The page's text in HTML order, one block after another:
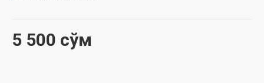
Uchar lift
5 500 сўм